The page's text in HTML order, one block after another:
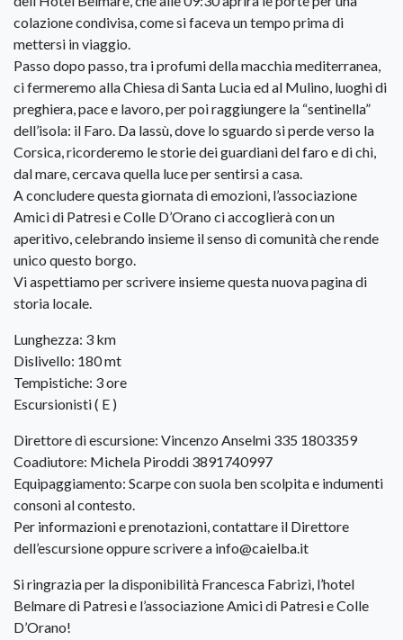
colazione condivisa, come si faceva un tempo prima di
mettersi in viaggio.
Passo dopo passo, tra i profumi della macchia mediterranea,
ci fermeremo alla Chiesa di Santa Lucia ed al Mulino, luoghi di
preghiera, pace e lavoro, per poi raggiungere la “sentinella”
dell’isola: il Faro. Da lassù, dove lo sguardo si perde verso la
Corsica, ricorderemo le storie dei guardiani del faro e di chi,
dal mare, cercava quella luce per sentirsi a casa.
A concludere questa giornata di emozioni, l’associazione
Amici di Patresi e Colle D’Orano ci accoglierà con un
aperitivo, celebrando insieme il senso di comunità che rende
unico questo borgo.
Vi aspettiamo per scrivere insieme questa nuova pagina di
storia locale.
Lunghezza: 3 km
Dislivello: 180 mt
Tempistiche: 3 ore
Escursionisti ( E )
Direttore di escursione: Vincenzo Anselmi 335 1803359
Coadiutore: Michela Piroddi 3891740997
Equipaggiamento: Scarpe con suola ben scolpita e indumenti
consoni al contesto.
Per informazioni e prenotazioni, contattare il Direttore
dell’escursione oppure scrivere a info@caielba.it
Si ringrazia per la disponibilità Francesca Fabrizi, l’hotel
Belmare di Patresi e l’associazione Amici di Patresi e Colle
D’Orano!